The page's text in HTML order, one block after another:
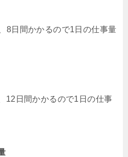
8日間かかるので1日の仕事量
12日間かかるので1日の仕事